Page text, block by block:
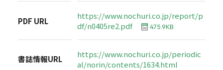
PDF URL
https://www.nochuri.co.jp/report/p
df/n0405re2.pdf
475.9KB
書誌情報URL
https://www.nochuri.co.jp/periodic
al/norin/contents/1634.html